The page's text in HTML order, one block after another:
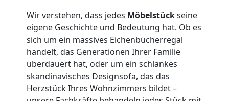
Wir verstehen, dass jedes Möbelstückseine
eigene Geschichte und Bedeutung hat. Ob es
sich um ein massives Eichenbücherregal
handelt, das Generationen Ihrer Familie
überdauert hat, oder um ein schlankes
skandinavisches Designsofa, das das
Herzstück Ihres Wohnzimmers bildet –
Möbellift
Wolfsberg
Übersiedlung